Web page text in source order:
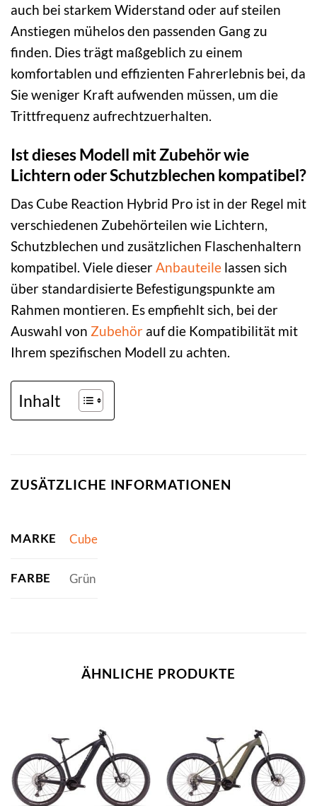
auch bei starkem Widerstand oder auf steilen
Anstiegen mühelos den passenden Gang zu
finden. Dies trägt maßgeblich zu einem
komfortablen und effizienten Fahrerlebnis bei, da
Sie weniger Kraft aufwenden müssen, um die
Trittfrequenz aufrechtzuerhalten.
Ist dieses Modell mit Zubehör wie
Lichtern oder Schutzblechen kompatibel?
Das Cube Reaction Hybrid Pro ist in der Regel mit
verschiedenen Zubehörteilen wie Lichtern,
Schutzblechen und zusätzlichen Flaschenhaltern
kompatibel. Viele dieserAnbauteile lassen sich
über standardisierte Befestigungspunkte am
Rahmen montieren. Es empfiehlt sich, bei der
Auswahl von Zubehör auf die Kompatibilität mit
Ihrem spezifischen Modell zu achten.
Inhalt
ZUSÄTZLICHE INFORMATIONEN
MARKE Cube
FARBE Grün
ÄHNLICHE PRODUKTE